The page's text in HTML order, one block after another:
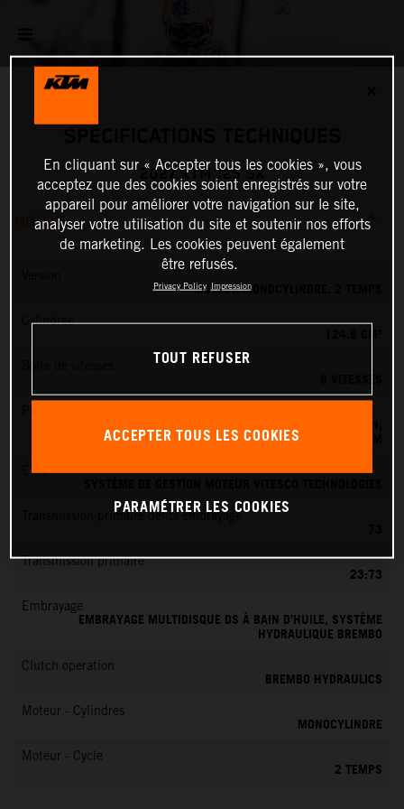
2027 KTM 125 SX
MOTEUR
MOTEUR MONOCYLINDRE, 2 TEMPS
Cylindrée
SYSTÈME D'INJECTION ÉLECTRONIQUE DE CARBURANT KEIHIN,
BOÎTIER PAPILLON 39 MM
EMS
Transmission primaire dents embrayage
Transmission primaire
23:73
Embrayage
EMBRAYAGE MULTIDISQUE DS À BAIN D’HUILE, SYSTÈME
HYDRAULIQUE BREMBO
Clutch operation
BREMBO HYDRAULICS
Moteur - Cylindres
MONOCYLINDRE
Moteur - Cycle
2 TEMPS
En cliquant sur « Accepter tous les cookies », vous
acceptez que des cookies soient enregistrés sur votre
appareil pour améliorer votre navigation sur le site,
analyser votre utilisation du site et soutenir nos efforts
de marketing. Les cookies peuvent également
être refusés.
Privacy Policy Impression
TOUT REFUSER
ACCEPTER TOUS LES COOKIES
PARAMÉTRER LES COOKIES